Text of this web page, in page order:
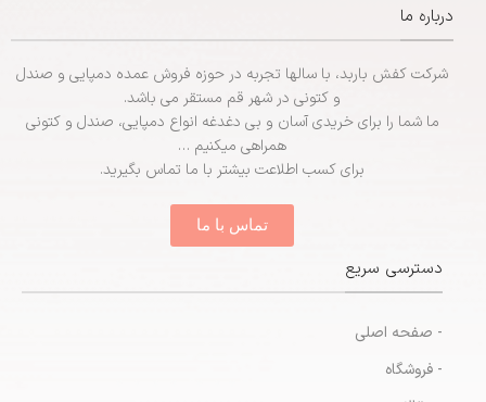
– سایزبندی:مردانه (41 تا 44)
درباره ما
شرکت کفش باربد، با سالها تجربه در حوزه فروش عمده دمپایی و صندل
و کتونی در شهر قم مستقر می باشد.
ما شما را برای خریدی آسان و بی دغدغه انواع دمپایی، صندل و کتونی
همراهی میکنیم …
برای کسب اطلاعت بیشتر با ما تماس بگیرید.
تماس با ما
دسترسی سریع
- صفحه اصلی
- فروشگاه